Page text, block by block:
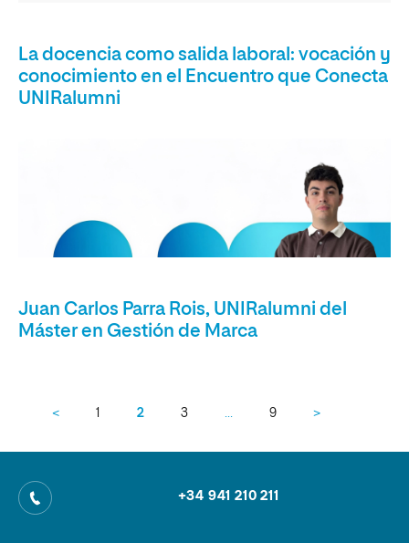
La docencia como salida laboral: vocación y
conocimiento en el Encuentro que Conecta
UNIRalumni
Juan Carlos Parra Rois, UNIRalumni del
Máster en Gestión de Marca
< 1 2 3 … 9 >
+34 941 210 211